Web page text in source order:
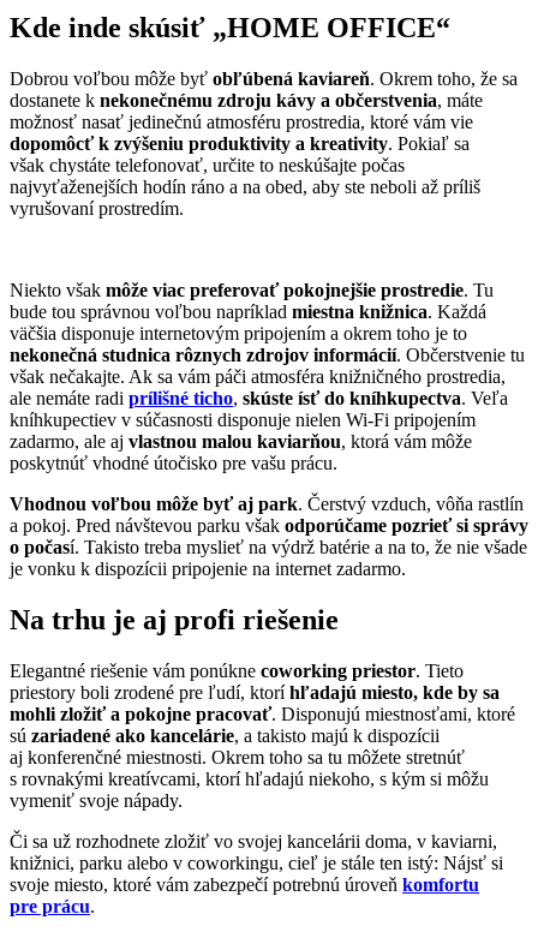
Kde inde skúsiť „HOME OFFICE“
Dobrou voľbou môže byť obľúbená kaviareň. Okrem toho, že sa
dostanete k nekonečnému zdroju kávy a občerstvenia, máte
možnosť nasať jedinečnú atmosféru prostredia, ktoré vám vie
dopomôcť k zvýšeniu produktivity a kreativity. Pokiaľ sa
však chystáte telefonovať, určite to neskúšajte počas
najvyťaženejších hodín ráno a na obed, aby ste neboli až príliš
vyrušovaní prostredím.
Niekto však môže viac preferovať pokojnejšie prostredie. Tu
bude tou správnou voľbou napríklad miestna knižnica. Každá
väčšia disponuje internetovým pripojením a okrem toho je to
nekonečná studnica rôznych zdrojov informácií. Občerstvenie tu
však nečakajte. Ak sa vám páči atmosféra knižničného prostredia,
ale nemáte radi prílišné ticho, skúste ísť do kníhkupectva. Veľa
kníhkupectiev v súčasnosti disponuje nielen Wi-Fi pripojením
zadarmo, ale aj vlastnou malou kaviarňou, ktorá vám môže
poskytnúť vhodné útočisko pre vašu prácu.
Vhodnou voľbou môže byť aj park. Čerstvý vzduch, vôňa rastlín
a pokoj. Pred návštevou parku však odporúčame pozrieť si správy
o počasí. Takisto treba myslieť na výdrž batérie a na to, že nie všade
je vonku k dispozícii pripojenie na internet zadarmo.
Na trhu je aj profi riešenie
Elegantné riešenie vám ponúkne coworking priestor. Tieto
priestory boli zrodené pre ľudí, ktoríhľadajú miesto, kde by sa
mohli zložiť a pokojne pracovať. Disponujú miestnosťami, ktoré
sú zariadené ako kancelárie, a takisto majú k dispozícii
aj konferenčné miestnosti. Okrem toho sa tu môžete stretnúť
s rovnakými kreatívcami, ktorí hľadajú niekoho, s kým si môžu
vymeniť svoje nápady.
Či sa už rozhodnete zložiť vo svojej kancelárii doma, v kaviarni,
knižnici, parku alebo v coworkingu, cieľ je stále ten istý: Nájsť si
svoje miesto, ktoré vám zabezpečí potrebnú úroveň komfortu
pre prácu.